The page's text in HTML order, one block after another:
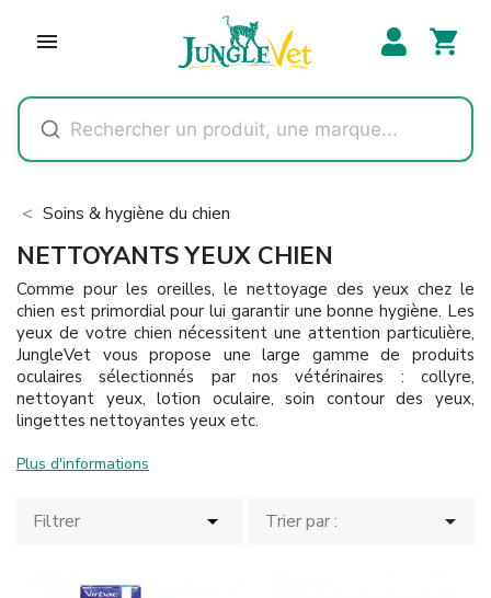
 shopping_cart
Soins & hygiène du chien
NETTOYANTS YEUX CHIEN
Comme pour les oreilles, le nettoyage des yeux chez le
chien est primordial pour lui garantir une bonne hygiène. Les
yeux de votre chien nécessitent une attention particulière,
JungleVet vous propose une large gamme de produits
oculaires sélectionnés par nos vétérinaires : collyre,
nettoyant yeux, lotion oculaire, soin contour des yeux,
lingettes nettoyantes yeux etc.
Plus d'informations
Filtrer  Trier par : 